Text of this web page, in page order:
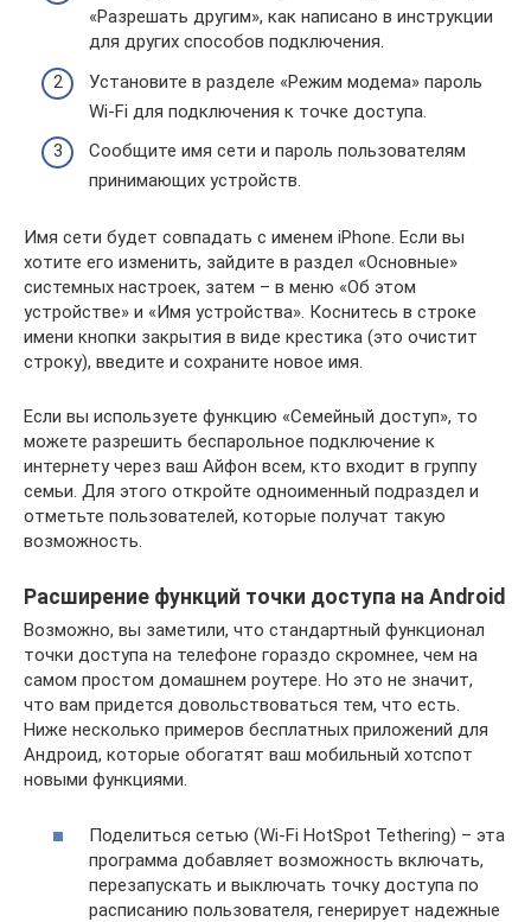
«Разрешать другим», как написано в инструкции
для других способов подключения.
Установите в разделе «Режим модема» пароль
Wi-Fi для подключения к точке доступа.
Сообщите имя сети и пароль пользователям
принимающих устройств.
Имя сети будет совпадать с именем iPhone. Если вы
хотите его изменить, зайдите в раздел «Основные»
системных настроек, затем – в меню «Об этом
устройстве» и «Имя устройства». Коснитесь в строке
имени кнопки закрытия в виде крестика (это очистит
строку), введите и сохраните новое имя.
Если вы используете функцию «Семейный доступ», то
можете разрешить беспарольное подключение к
интернету через ваш Айфон всем, кто входит в группу
семьи. Для этого откройте одноименный подраздел и
отметьте пользователей, которые получат такую
возможность.
Расширение функций точки доступа на Android
Возможно, вы заметили, что стандартный функционал
точки доступа на телефоне гораздо скромнее, чем на
самом простом домашнем роутере. Но это не значит,
что вам придется довольствоваться тем, что есть.
Ниже несколько примеров бесплатных приложений для
Андроид, которые обогатят ваш мобильный хотспот
новыми функциями.
Поделиться сетью (Wi-Fi HotSpot Tethering) – эта
программа добавляет возможность включать,
перезапускать и выключать точку доступа по
расписанию пользователя, генерирует надежные